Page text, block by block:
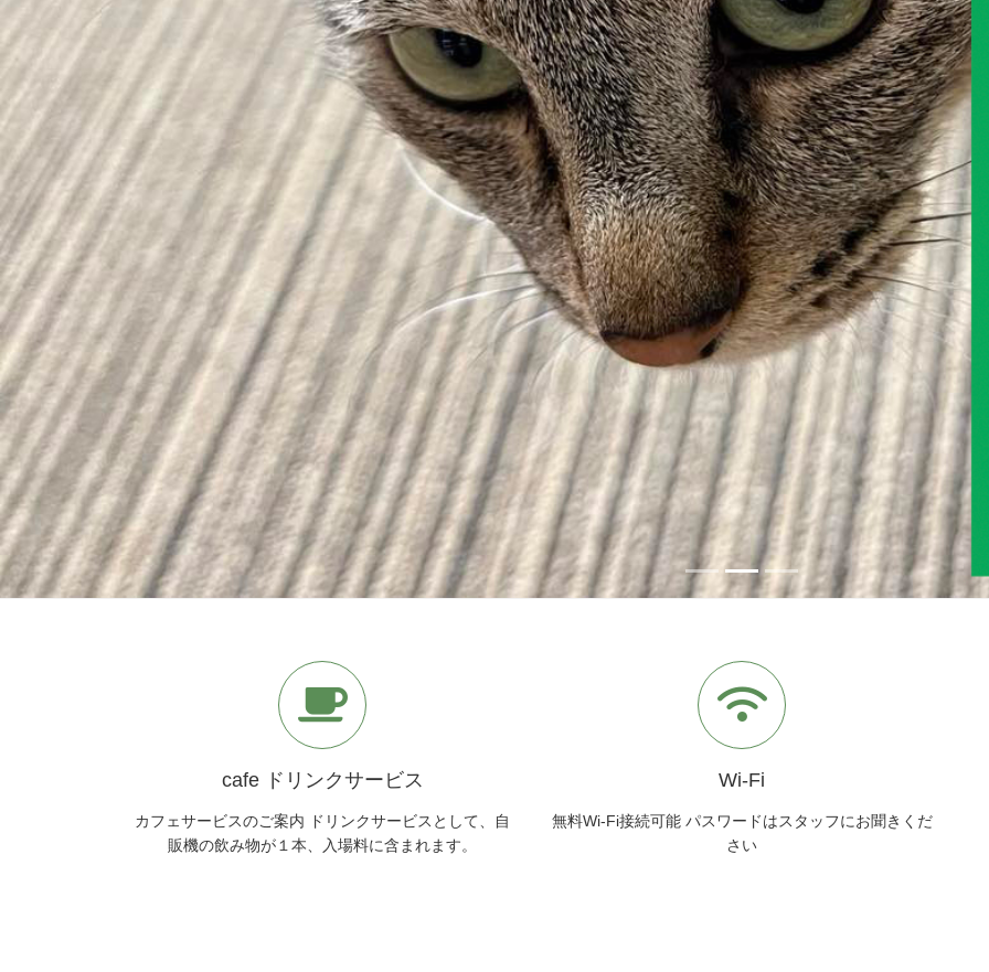
cafe ドリンクサービス
カフェサービスのご案内 ドリンクサービスとして、自
販機の飲み物が１本、入場料に含まれます。
Wi-Fi
無料Wi-Fi接続可能 パスワードはスタッフにお聞きくだ
さい